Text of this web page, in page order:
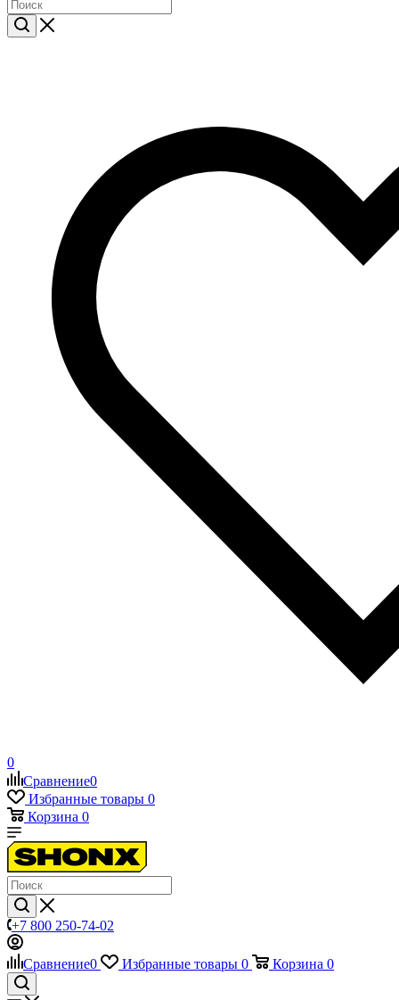
0
Сравнение0
Избранные товары 0
Корзина 0
+7 800 250-74-02
Сравнение0 Избранные товары 0 Корзина 0